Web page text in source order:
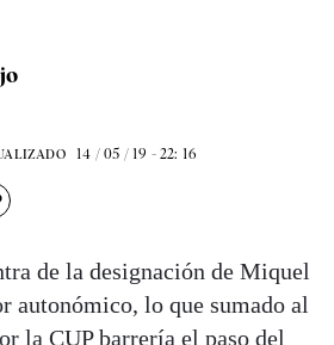
14 / 05 / 19 - 22: 16
de la designación de Miquel
autonómico, lo que sumado al
la CUP barrería el paso del